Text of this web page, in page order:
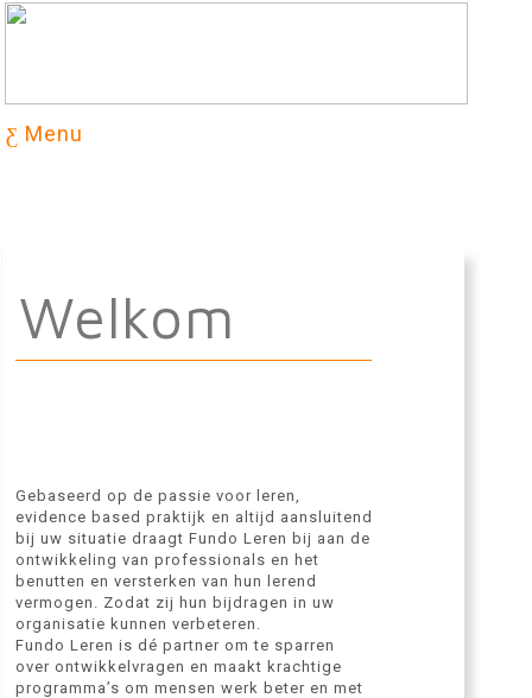
Menu
Welkom
Gebaseerd op de passie voor leren,
evidence based praktijk en altijd aansluitend
bij uw situatie draagt Fundo Leren bij aan de
ontwikkeling van professionals en het
benutten en versterken van hun lerend
vermogen. Zodat zij hun bijdragen in uw
organisatie kunnen verbeteren.
Fundo Leren is dé partner om te sparren
over ontwikkelvragen en maakt krachtige
programma’s om mensen werk beter en met